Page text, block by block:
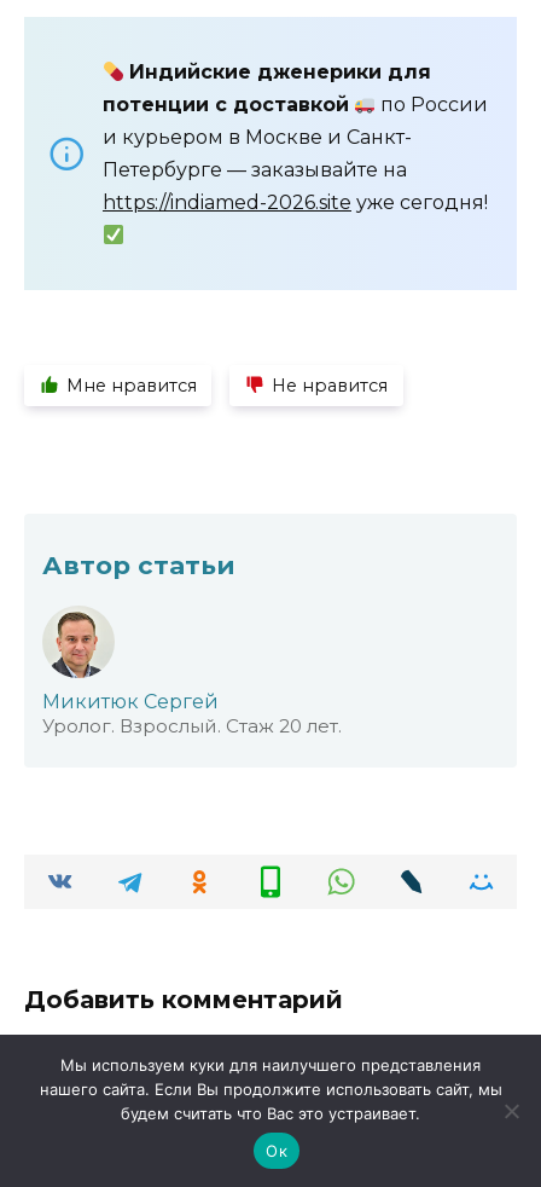
Индийские дженерики для
потенции с доставкой
по России
и курьером в Москве и Санкт-
Петербурге — заказывайте на
https://indiamed-2026.site уже сегодня!
Мне нравится Не нравится
Автор статьи
Микитюк Сергей
Уролог. Взрослый. Стаж 20 лет.
Добавить комментарий
Мы используем куки для наилучшего представления
нашего сайта. Если Вы продолжите использовать сайт, мы
будем считать что Вас это устраивает.
Ок